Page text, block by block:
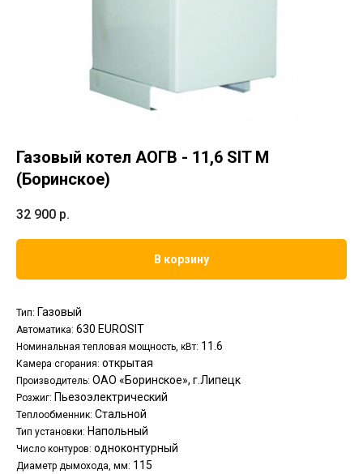
Газовый котел АОГВ - 11,6 SIT М
(Боринское)
32 900 р.
В корзину
Тип: Газовый
Автоматика: 630 EUROSIT
Номинальная тепловая мощность, кВт: 11.6
Камера сгорания: открытая
Производитель: ОАО «Боринское», г.Липецк
Розжиг: Пьезоэлектрический
Теплообменник: Стальной
Тип установки: Напольный
Число контуров: одноконтурный
Диаметр дымохода, мм: 115